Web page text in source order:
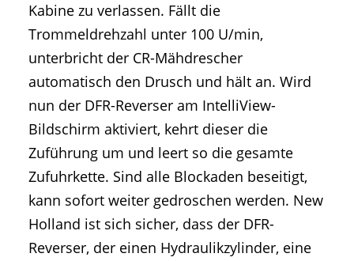
Kabine zu verlassen. Fällt die
Trommeldrehzahl unter 100 U/min,
unterbricht der CR-Mähdrescher
automatisch den Drusch und hält an. Wird
nun der DFR-Reverser am IntelliView-
Bildschirm aktiviert, kehrt dieser die
Zuführung um und leert so die gesamte
Zufuhrkette. Sind alle Blockaden beseitigt,
kann sofort weiter gedroschen werden. New
Holland ist sich sicher, dass der DFR-
Reverser, der einen Hydraulikzylinder, eine